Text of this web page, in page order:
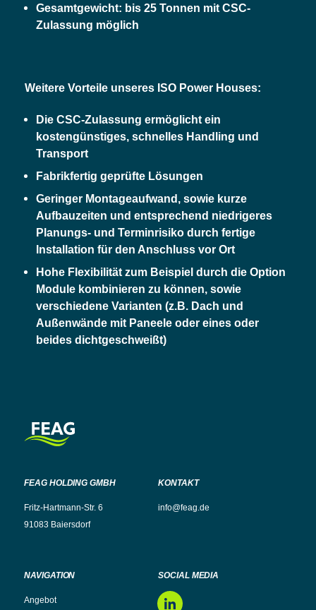
Gesamtgewicht: bis 25 Tonnen mit CSC-
Zulassung möglich
Weitere Vorteile unseres ISO Power Houses:
Die CSC-Zulassung ermöglicht ein
kostengünstiges, schnelles Handling und
Transport
Fabrikfertig geprüfte Lösungen
Geringer Montageaufwand, sowie kurze
Aufbauzeiten und entsprechend niedrigeres
Planungs- und Terminrisiko durch fertige
Installation für den Anschluss vor Ort
Hohe Flexibilität zum Beispiel durch die Option
Module kombinieren zu können, sowie
verschiedene Varianten (z.B. Dach und
Außenwände mit Paneele oder eines oder
beides dichtgeschweißt)
FEAG HOLDING GMBH
Fritz-Hartmann-Str. 6
91083 Baiersdorf
KONTAKT
info@feag.de
NAVIGATION
Angebot
SOCIAL MEDIA
LinkedIn